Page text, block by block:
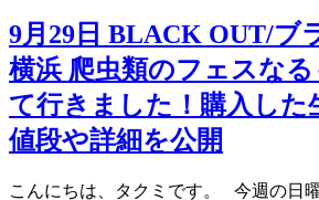
9月29日 BLACK OUT/ブ
横浜 爬虫類のフェスな
て行きました！購入した
値段や詳細を公開
こんにちは、タクミです。 今週の日